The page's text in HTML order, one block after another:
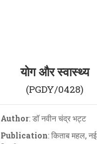
योग और स्वास्थ्य
(PGDY/0428)
Author: डॉ नवीन चंद्र भट्ट
Publication: किताब महल, नई